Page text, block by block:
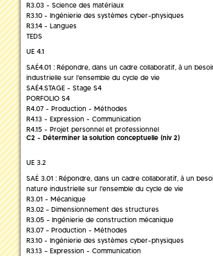
R3.03 - Science des matériaux
R3.10 - Ingénierie des systèmes cyber-physiques
R3.14 - Langues
TEDS
UE 4.1
SAÉ4.01 : Répondre, dans un cadre collaboratif, à un
industrielle sur l'ensemble du cycle de vie
SAÉ4.STAGE - Stage S4
PORFOLIO S4
R4.07 - Production - Méthodes
R4.13 - Expression - Communication
R4.15 - Projet personnel et professionnel
C2 - Déterminer la solution conceptuelle (niv 2)
UE 3.2
SAÉ 3.01 : Répondre, dans un cadre collaboratif, à un
nature industrielle sur l'ensemble du cycle de vie
R3.01 - Mécanique
R3.02 – Dimensionnement des structures
R3.05 – Ingénierie de construction mécanique
R3.07 – Production - Méthodes
R3.10 - Ingénierie des systèmes cyber-physiques
R3.13 – Expression - Communication